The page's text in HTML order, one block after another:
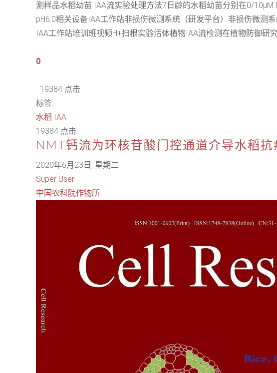
测样品水稻幼苗 IAA流实验处理方法7日龄的水稻幼苗分别在0/10μM
pH6.0相关设备IAA工作站非损伤微测系统（研发平台）非损伤微测
IAA工作站培训班视频H+扫根实验活体植物IAA流检测在植物防御
0
19384 点击
标签:
水稻 IAA
19384 点击
NMT钙流为环核苷酸门控通道介导水稻
2020年6月23日, 星期二
Super User
中国农科院作物所